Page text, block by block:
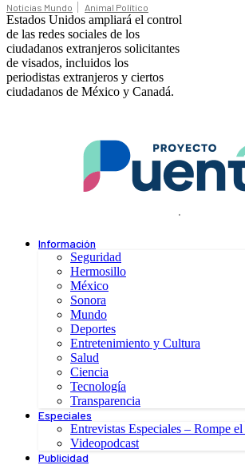
Noticias Mundo Animal Político
Estados Unidos ampliará el control
de las redes sociales de los
ciudadanos extranjeros solicitantes
de visados, incluidos los
periodistas extranjeros y ciertos
ciudadanos de México y Canadá.
.
Información
Seguridad
Hermosillo
México
Sonora
Mundo
Deportes
Entretenimiento y Cultura
Salud
Ciencia
Tecnología
Transparencia
Especiales
Entrevistas Especiales – Rompe
Videopodcast
Publicidad